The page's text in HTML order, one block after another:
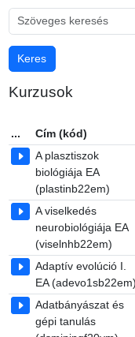
Kurzusok
... Cím (kód)
A plasztiszok
biológiája EA
(plastinb22em)
A viselkedés
neurobiológiája EA
(viselnhb22em)
Adaptív evolúció I.
EA (adevo1sb22em)
Adatbányászat és
gépi tanulás